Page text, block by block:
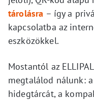
tárolásra – így a
kapcsolatba az
eszközökkel.
Mostantól az
megtalálod nálunk:
hidegtárcát, a